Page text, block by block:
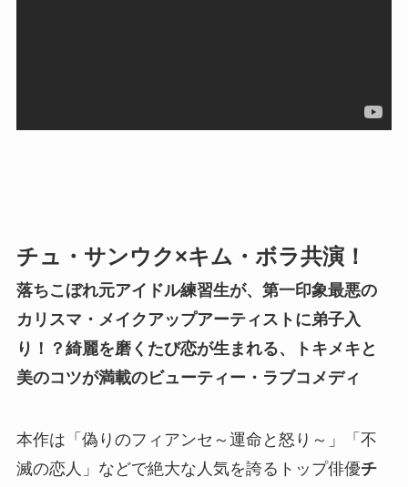
チュ・サンウク×キム・ボラ共演！
落ちこぼれ元アイドル練習生が、第一印象最悪の
カリスマ・メイクアップアーティストに弟子入
り！？綺麗を磨くたび恋が生まれる、トキメキと
美のコツが満載のビューティー・ラブコメディ
本作は「偽りのフィアンセ～運命と怒り～」「不
滅の恋人」などで絶大な人気を誇るトップ俳優チ